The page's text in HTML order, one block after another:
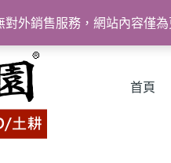
對外銷售服務，網站內容僅
首頁